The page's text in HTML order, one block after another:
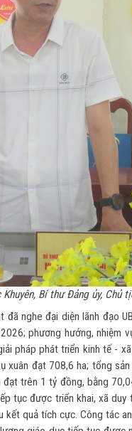
Bí thư Đảng ủy,
đã nghe đại diện lãnh đạo
phương hướng,
pháp phát triển kinh tế -
xuân đạt 708,6 ha; tổng
trên 1 tỷ đồng, bằng
tục được triển khai, xã
kết quả tích cực. Công tác